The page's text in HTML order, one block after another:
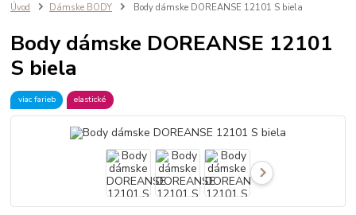
Úvod Dámske BODY Body dámske DOREANSE 12101 S biela
Body dámske DOREANSE 12101
S biela
viac farieb elastické